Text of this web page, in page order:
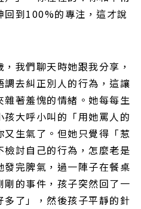
到100%的專注，這才說
我們聊天時她跟我分享，
去糾正別人的行為，這讓
著羞愧的情緒。她每每生
大呼小叫的「用她罵人的
生氣了。但她只覺得「惹
討自己的行為，怎麼老是
完脾氣，過一陣子在餐桌
的事件，孩子突然回了一
了」，然後孩子平靜的針